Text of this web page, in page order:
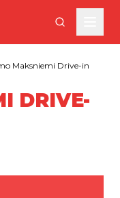
Maksniemi Drive-in
DRIVE-